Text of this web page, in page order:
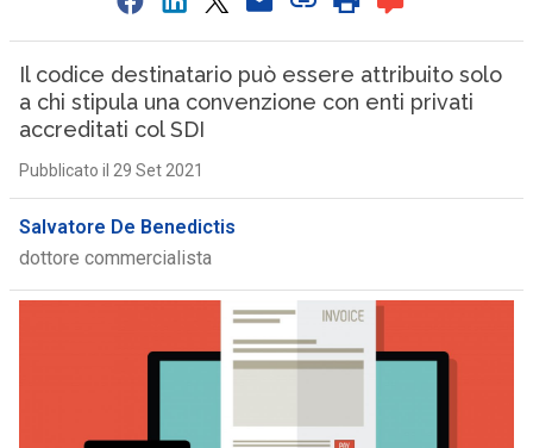
Il codice destinatario può essere attribuito solo
a chi stipula una convenzione con enti privati
accreditati col SDI
Pubblicato il 29 Set 2021
Salvatore De Benedictis
dottore commercialista